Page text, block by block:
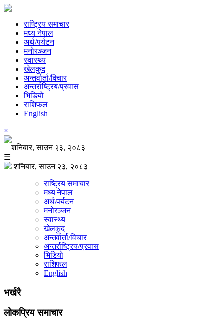
राष्ट्रिय समाचार
मध्य नेपाल
अर्थ/पर्यटन
मनोरञ्जन
स्वास्थ्य
खेलकुद
अन्तर्वार्ता/विचार
अन्तर्राष्ट्रिय/प्रवास
भिडियो
राशिफल
English
×
शनिबार, साउन २३, २०८३
☰
शनिबार, साउन २३, २०८३
राष्ट्रिय समाचार
मध्य नेपाल
अर्थ/पर्यटन
मनोरञ्जन
स्वास्थ्य
खेलकुद
अन्तर्वार्ता/विचार
अन्तर्राष्ट्रिय/प्रवास
भिडियो
राशिफल
English
भर्खरै
लोकप्रिय समाचार